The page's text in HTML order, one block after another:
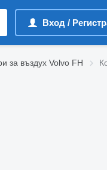
Вход /
за въздух Volvo FH